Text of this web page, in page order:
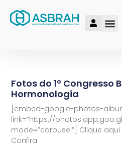
Fotos do 1º Congresso
Hormonologia
[embed-google-photos-
link=”https://photos.app.goo.gl/
mode=”carousel”] Clique
Confira